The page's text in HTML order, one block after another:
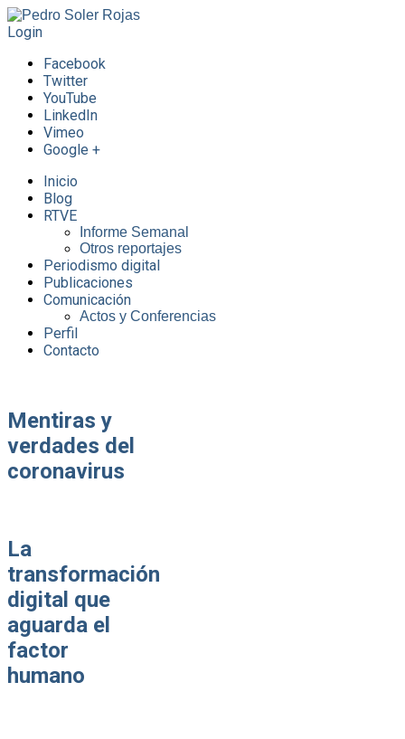
Login
Facebook
Twitter
YouTube
LinkedIn
Vimeo
Google +
Inicio
Blog
RTVE
Informe Semanal
Otros reportajes
Periodismo digital
Publicaciones
Comunicación
Actos y Conferencias
Perfil
Contacto
Mentiras y
verdades del
coronavirus
La
transformación
digital que
aguarda el
factor
humano